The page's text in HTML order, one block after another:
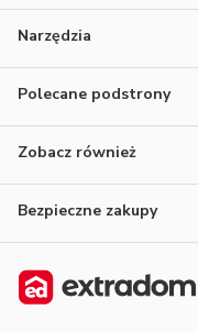
Narzędzia
Polecane podstrony
Zobacz również
Bezpieczne zakupy